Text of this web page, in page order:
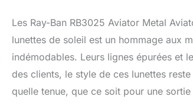
Les Ray-Ban RB3025 Aviator Metal
lunettes de soleil est un hommage aux
indémodables. Leurs lignes épurées et
des clients, le style de ces lunettes
quelle tenue, que ce soit pour une